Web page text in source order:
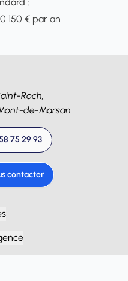
150 € par an
Roch,
de-Marsan
75 29 93
contacter